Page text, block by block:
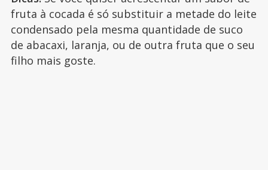
fruta à cocada é só substituir a metade do leite
condensado pela mesma quantidade de suco
de abacaxi, laranja, ou de outra fruta que o seu
filho mais goste.